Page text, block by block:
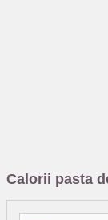
Calorii pasta